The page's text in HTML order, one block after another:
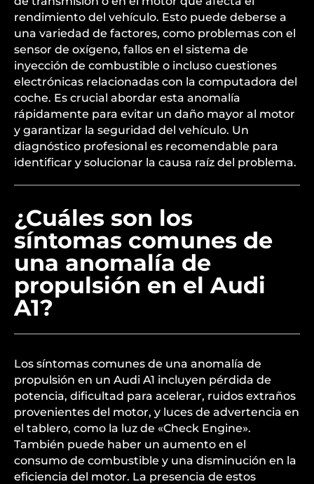
rendimiento del vehículo. Esto puede deberse a
una variedad de factores, como problemas con el
sensor de oxígeno, fallos en el sistema de
inyección de combustible o incluso cuestiones
electrónicas relacionadas con la computadora del
coche. Es crucial abordar esta anomalía
rápidamente para evitar un daño mayor al motor
y garantizar la seguridad del vehículo. Un
diagnóstico profesional es recomendable para
identificar y solucionar la causa raíz del problema.
¿Cuáles son los
síntomas comunes de
una anomalía de
propulsión en el Audi
A1?
Los síntomas comunes de una anomalía de
propulsión en un Audi A1 incluyen pérdida de
potencia, dificultad para acelerar, ruidos extraños
provenientes del motor, y luces de advertencia en
el tablero, como la luz de «Check Engine».
También puede haber un aumento en el
consumo de combustible y una disminución en la
eficiencia del motor. La presencia de estos